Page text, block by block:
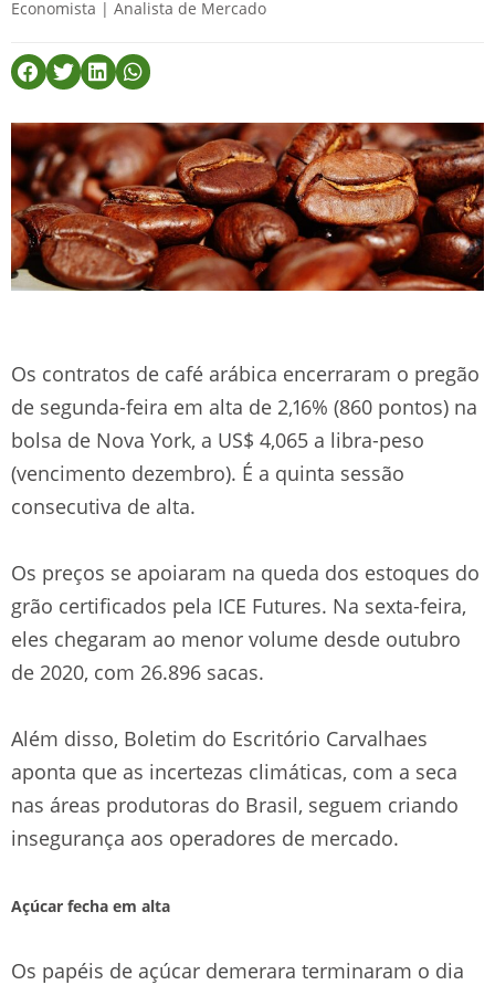
Economista | Analista de Mercado
Os contratos de café arábica encerraram o pregão
de segunda-feira em alta de 2,16% (860 pontos) na
bolsa de Nova York, a US$ 4,065 a libra-peso
(vencimento dezembro). É a quinta sessão
consecutiva de alta.
Os preços se apoiaram na queda dos estoques do
grão certificados pela ICE Futures. Na sexta-feira,
eles chegaram ao menor volume desde outubro
de 2020, com 26.896 sacas.
Além disso, Boletim do Escritório Carvalhaes
aponta que as incertezas climáticas, com a seca
nas áreas produtoras do Brasil, seguem criando
insegurança aos operadores de mercado.
Açúcar fecha em alta
Os papéis de açúcar demerara terminaram o dia